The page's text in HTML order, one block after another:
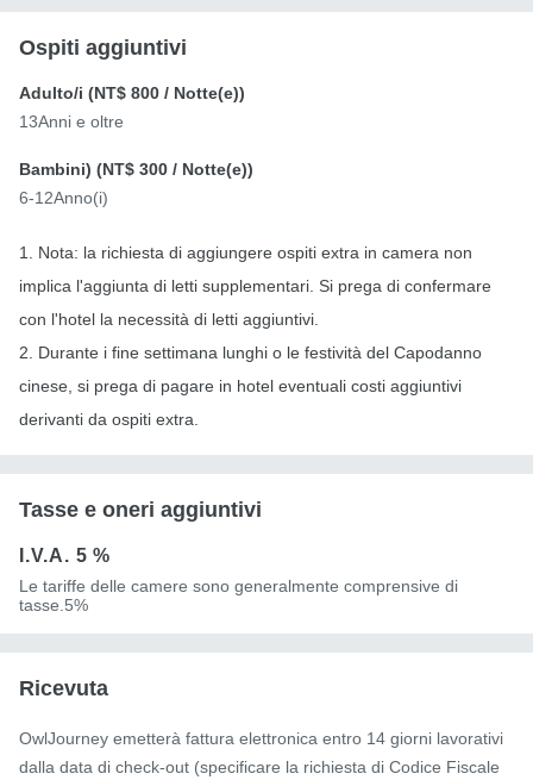
Ospiti aggiuntivi
Adulto/i (NT$ 800 / Notte(e))
13Anni e oltre
Bambini) (NT$ 300 / Notte(e))
6-12Anno(i)
1. Nota: la richiesta di aggiungere ospiti extra in camera non
implica l'aggiunta di letti supplementari. Si prega di confermare
con l'hotel la necessità di letti aggiuntivi.
2. Durante i fine settimana lunghi o le festività del Capodanno
cinese, si prega di pagare in hotel eventuali costi aggiuntivi
derivanti da ospiti extra.
Tasse e oneri aggiuntivi
I.V.A. 5 %
Le tariffe delle camere sono generalmente comprensive di
tasse.5%
Ricevuta
OwlJourney emetterà fattura elettronica entro 14 giorni lavorativi
dalla data di check-out (specificare la richiesta di Codice Fiscale